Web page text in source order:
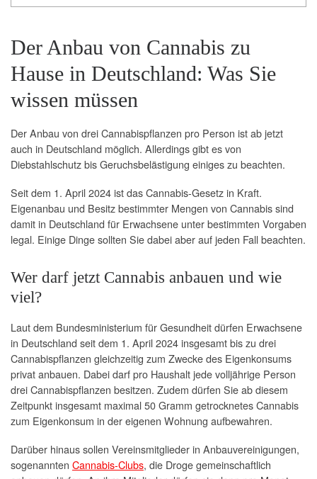
Der Anbau von Cannabis zu
Hause in Deutschland: Was Sie
wissen müssen
Der Anbau von drei Cannabispflanzen pro Person ist ab jetzt
auch in Deutschland möglich. Allerdings gibt es von
Diebstahlschutz bis Geruchsbelästigung einiges zu beachten.
Seit dem 1. April 2024 ist das Cannabis-Gesetz in Kraft.
Eigenanbau und Besitz bestimmter Mengen von Cannabis sind
damit in Deutschland für Erwachsene unter bestimmten Vorgaben
legal. Einige Dinge sollten Sie dabei aber auf jeden Fall beachten.
Wer darf jetzt Cannabis anbauen und wie
viel?
Laut dem Bundesministerium für Gesundheit dürfen Erwachsene
in Deutschland seit dem 1. April 2024 insgesamt bis zu drei
Cannabispflanzen gleichzeitig zum Zwecke des Eigenkonsums
privat anbauen. Dabei darf pro Haushalt jede volljährige Person
drei Cannabispflanzen besitzen. Zudem dürfen Sie ab diesem
Zeitpunkt insgesamt maximal 50 Gramm getrocknetes Cannabis
zum Eigenkonsum in der eigenen Wohnung aufbewahren.
Darüber hinaus sollen Vereinsmitglieder in Anbauvereinigungen,
sogenannten Cannabis-Clubs, die Droge gemeinschaftlich